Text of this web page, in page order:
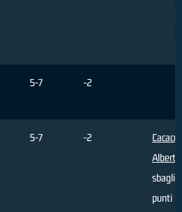
5-7 -2
5-7 -2
Cacace
Alberto
punti